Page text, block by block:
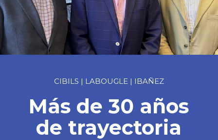
CIBILS | LABOUGLE | IBAÑEZ
Más de 30 años
de trayectoria